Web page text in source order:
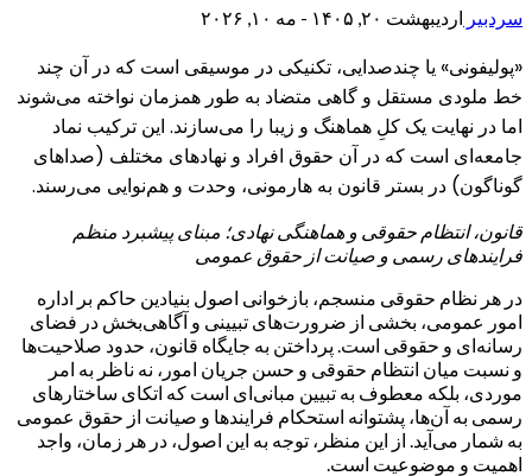
سردبیر اردیبهشت ۲۰, ۱۴۰۵ - مه ۱۰, ۲۰۲۶
«پولیفونی» یا چندصدایی، تکنیکی در موسیقی است که در آن چند
خط ملودی مستقل و گاهی متضاد به طور همزمان نواخته می‌شوند
اما در نهایت یک کلِ هماهنگ و زیبا را می‌سازند. این ترکیب نماد
جامعه‌ای است که در آن حقوق افراد و نهادهای مختلف (صداهای
گوناگون) در بستر قانون به هارمونی، وحدت و هم‌نوایی می‌رسند.
قانون، انتظام حقوقی و هماهنگی نهادی؛ مبنای پیشبرد منظم
فرایندهای رسمی و صیانت از حقوق عمومی
در هر نظام حقوقی منسجم، بازخوانی اصول بنیادین حاکم بر اداره
امور عمومی، بخشی از ضرورت‌های تبیینی و آگاهی‌بخش در فضای
رسانه‌ای و حقوقی است. پرداختن به جایگاه قانون، حدود صلاحیت‌ها
و نسبت میان انتظام حقوقی و حسن جریان امور، نه ناظر به امر
موردی، بلکه معطوف به تبیین مبانی‌ای است که اتکای ساختارهای
رسمی به آن‌ها، پشتوانه استحکام فرایندها و صیانت از حقوق عمومی
به شمار می‌آید. از این منظر، توجه به این اصول، در هر زمان، واجد
اهمیت و موضوعیت است.